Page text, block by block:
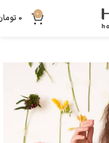
0
0